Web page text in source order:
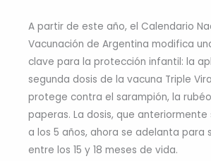
A partir de este año, el Calendario
Vacunación de Argentina modifica
clave para la protección infantil: la
segunda dosis de la vacuna Triple
protege contra el sarampión, la
paperas. La dosis, que
a los 5 años, ahora se adelanta para
entre los 15 y 18 meses de vida.